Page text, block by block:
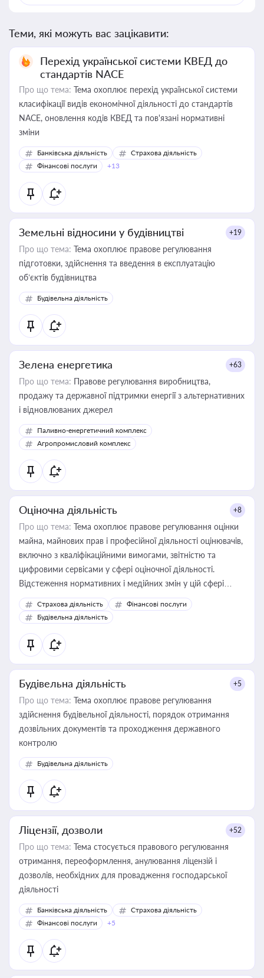
Теми, які можуть вас зацікавити:
Перехід української системи КВЕД до
стандартів NACE
Про що тема: Тема охоплює перехід української системи
класифікації видів економічної діяльності до стандартів
NACE, оновлення кодів КВЕД та пов'язані нормативні
зміни
Банківська діяльність
Страхова діяльність
Фінансові послуги
+13
Земельні відносини у будівництві +19
Про що тема: Тема охоплює правове регулювання
підготовки, здійснення та введення в експлуатацію
об’єктів будівництва
Будівельна діяльність
Зелена енергетика +63
Про що тема: Правове регулювання виробництва,
продажу та державної підтримки енергії з альтернативних
і відновлюваних джерел
Паливно-енергетичний комплекс
Агропромисловий комплекс
Оціночна діяльність +8
Про що тема: Тема охоплює правове регулювання оцінки
майна, майнових прав і професійної діяльності оцінювачів,
включно з кваліфікаційними вимогами, звітністю та
цифровими сервісами у сфері оціночної діяльності.
Відстеження нормативних і медійних змін у цій сфері
корисне для власника бізнесу, керівника, юриста або
бухгалтера під час оподаткування, приватизації, оренди
державного майна, корпоративних угод і перевірки
статусу суб'єктів оціночної діяльності
Страхова діяльність
Фінансові послуги
Будівельна діяльність
Будівельна діяльність +5
Про що тема: Тема охоплює правове регулювання
здійснення будівельної діяльності, порядок отримання
дозвільних документів та проходження державного
контролю
Будівельна діяльність
Ліцензії, дозволи +52
Про що тема: Тема стосується правового регулювання
отримання, переоформлення, анулювання ліцензій і
дозволів, необхідних для провадження господарської
діяльності
Банківська діяльність
Страхова діяльність
Фінансові послуги
+5